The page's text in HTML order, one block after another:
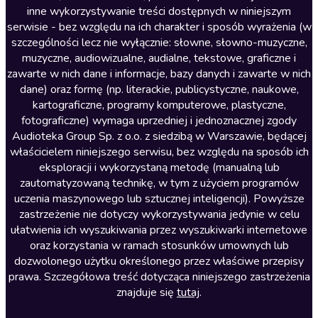
Literatura faktu
Literatura obyczajowa
Literatura piękna obca
Literatura piękna polska
Nagrania relaksacyjne
Nauka języków
Nauki humanistyczne
Podcasty i audycje
Polityka
Prasa
Religia
Romans
inne wykorzystywanie treści dostępnych w niniejszym
serwisie - bez względu na ich charakter i sposób wyrażenia (w
szczególności lecz nie wyłącznie: słowne, słowno-muzyczne,
muzyczne, audiowizualne, audialne, tekstowe, graficzne i
zawarte w nich dane i informacje, bazy danych i zawarte w nich
dane) oraz formę (np. literackie, publicystyczne, naukowe,
kartograficzne, programy komputerowe, plastyczne,
fotograficzne) wymaga uprzedniej i jednoznacznej zgody
Audioteka Group Sp. z o.o. z siedzibą w Warszawie, będącej
właścicielem niniejszego serwisu, bez względu na sposób ich
eksploracji i wykorzystaną metodę (manualną lub
zautomatyzowaną technikę, w tym z użyciem programów
uczenia maszynowego lub sztucznej inteligencji). Powyższe
zastrzeżenie nie dotyczy wykorzystywania jedynie w celu
ułatwienia ich wyszukiwania przez wyszukiwarki internetowe
oraz korzystania w ramach stosunków umownych lub
dozwolonego użytku określonego przez właściwe przepisy
prawa. Szczegółowa treść dotycząca niniejszego zastrzeżenia
znajduje się tutaj.